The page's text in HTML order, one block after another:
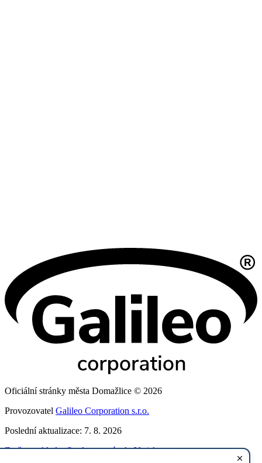
Oficiální stránky města Domažlice © 2026
Provozovatel Galileo Corporation s.r.o.
Poslední aktualizace: 7. 8. 2026
Změna vzhledu,Struktura stránek,Vytisknout